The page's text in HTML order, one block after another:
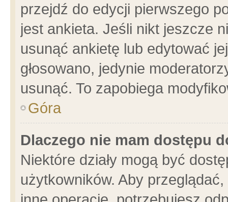
przejdź do edycji pierwszego
jest ankieta. Jeśli nikt jeszcze
usunąć ankietę lub edytować
głosowano, jedynie
usunąć. To zapobiega
Góra
Dlaczego nie mam dostępu
Niektóre działy mogą być
użytkowników. Aby